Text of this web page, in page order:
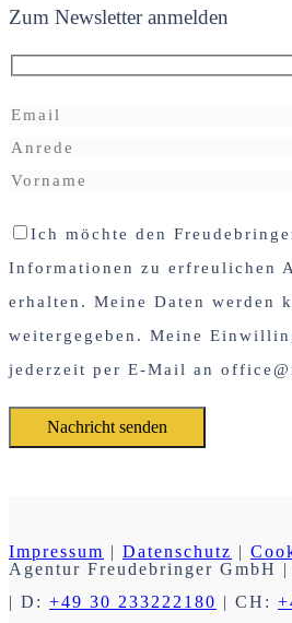
Zum Newsletter anmelden
Ich möchte den
Informationen zu erfreulichen
erhalten. Meine Daten werden
weitergegeben. Meine
jederzeit per E-Mail an
Impressum | Datenschutz |
Agentur Freudebringer GmbH |
| D: +49 30 233222180 | CH: